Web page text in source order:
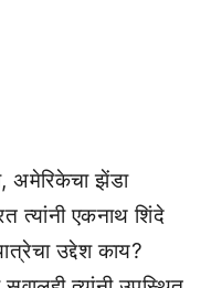
अमेरिकेचा झेंडा
त्यांनी एकनाथ शिंदे
उद्देश काय?